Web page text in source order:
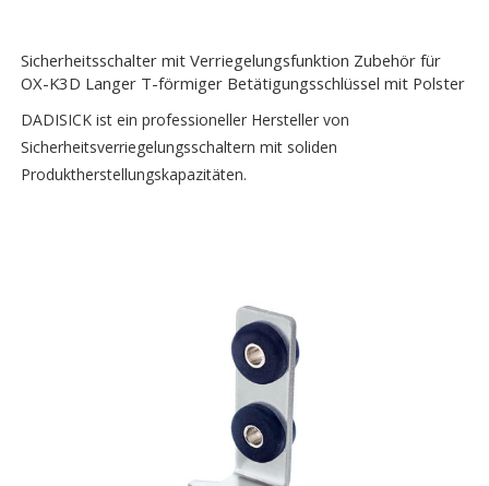
Sicherheitsschalter mit Verriegelungsfunktion Zubehör für
OX-K3D Langer T-förmiger Betätigungsschlüssel mit Polster
DADISICK ist ein professioneller Hersteller von
Sicherheitsverriegelungsschaltern mit soliden
Produktherstellungskapazitäten.